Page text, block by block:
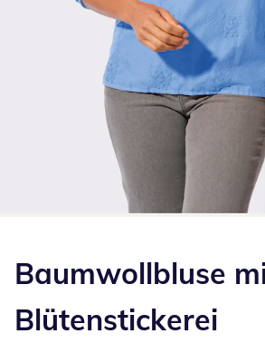
Baumwollbluse
Blütenstickerei